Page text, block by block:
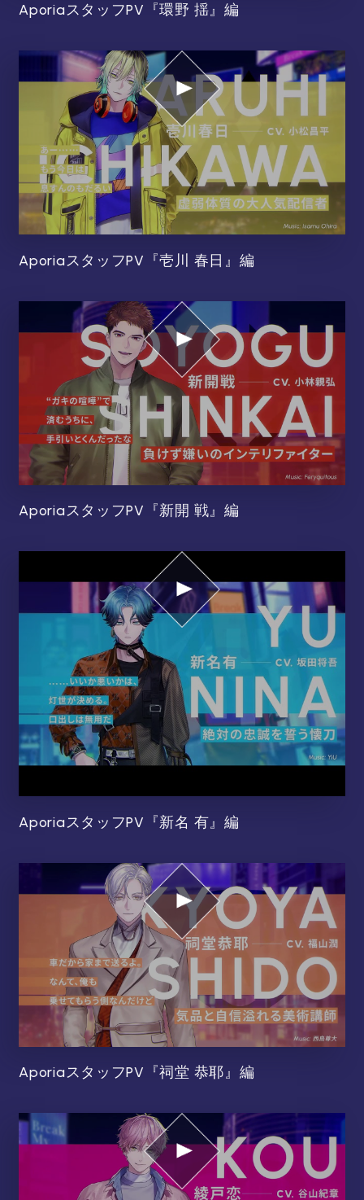
AporiaスタッフPV『環野 揺』編
AporiaスタッフPV『壱川 春日』編
AporiaスタッフPV『新開 戦』編
AporiaスタッフPV『新名 有』編
AporiaスタッフPV『祠堂 恭耶』編